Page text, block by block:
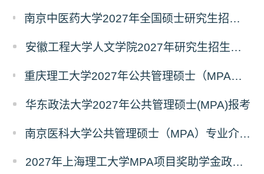
南京中医药大学2027年全国硕士研究生招生考试初试自命题科目考试内容及参考书目
安徽工程大学人文学院2027年研究生招生简章
重庆理工大学2027年公共管理硕士（MPA）专业学位研究生（双证）报考
华东政法大学2027年公共管理硕士(MPA)报考
南京医科大学公共管理硕士（MPA）专业介绍（2027年）
2027年上海理工大学MPA项目奖助学金政策发布